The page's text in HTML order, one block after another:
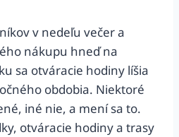
v nedeľu večer a
nákupu hneď na
sa otváracie hodiny líšia
obdobia. Niektoré
iné nie, a mení sa to.
otváracie hodiny a trasy